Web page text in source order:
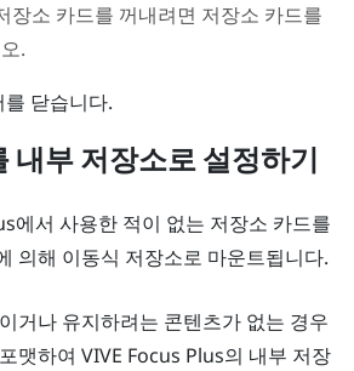
장소 카드를 꺼내려면 저장소 카드를
.
닫습니다.
내부 저장소로 설정하기
에서 사용한 적이 없는 저장소 카드를
의해 이동식 저장소로 마운트됩니다.
거나 유지하려는 콘텐츠가 없는 경우
맷하여 VIVE Focus Plus의 내부 저장